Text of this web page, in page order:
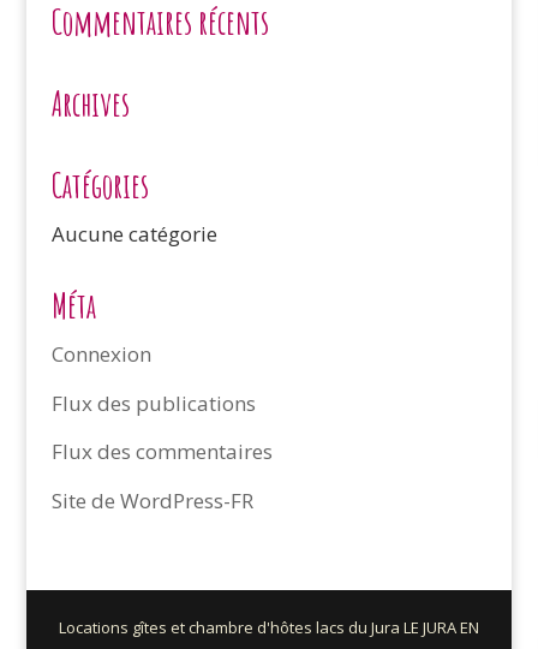
Commentaires récents
Archives
Catégories
Aucune catégorie
Méta
Connexion
Flux des publications
Flux des commentaires
Site de WordPress-FR
Locations gîtes et chambre d'hôtes lacs du Jura LE JURA EN